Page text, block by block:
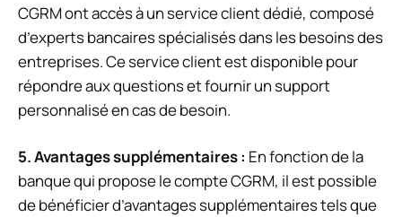
CGRM ont accès à un service client dédié, composé
d’experts bancaires spécialisés dans les besoins des
entreprises. Ce service client est disponible pour
répondre aux questions et fournir un support
personnalisé en cas de besoin.
5. Avantages supplémentaires : En fonction de la
banque qui propose le compte CGRM, il est possible
de bénéficier d’avantages supplémentaires tels que